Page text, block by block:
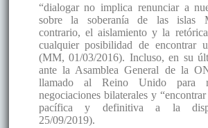
“dialogar no implica renunciar a
sobre la soberanía de las islas
contrario, el aislamiento y la
cualquier posibilidad de encontrar
(MM, 01/03/2016). Incluso, en su
ante la Asamblea General de la
llamado al Reino Unido para
negociaciones bilaterales y
pacífica y definitiva a la
25/09/2019).